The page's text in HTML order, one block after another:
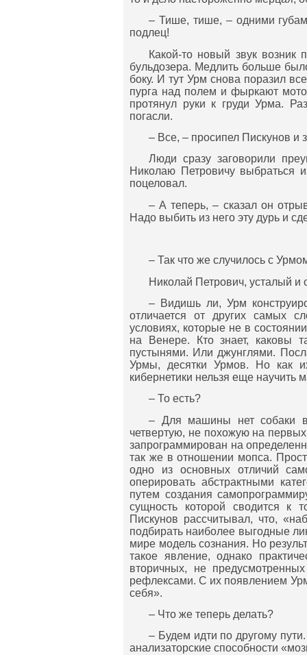
– Тише, тише, – одними
подлец!
Какой-то новый звук возник
бульдозера. Медлить больше
боку. И тут Урм снова поразил
пурга над полем и фыркают
протянул руки к груди Урма.
погасли.
– Все, – просипел Пискунов и
Люди сразу заговорили
Николаю Петровичу выбраться
поцеловал.
– А теперь, – сказал он
Надо выбить из него эту дурь и
– Так что же случилось с
Николай Петрович, усталый и
– Видишь ли, Урм
отличается от других самых
условиях, которые не в
на Венере. Кто знает, каковы
пустынями. Или джунглями.
Урмы, десятки Урмов. Но как
кибернетики нельзя еще научить
– То есть?
– Для машины нет собаки
четвертую, не похожую на
запрограммирован на
так же в отношении мопса.
одно из основных отличий
оперировать абстрактными
путем создания
сущность которой сводится к
Пискунов рассчитывал, что,
подбирать наиболее выгодные
мире модель сознания. Но
такое явление, однако
вторичных, не
рефлексами. С их появлением
себя».
– Что же теперь делать?
– Будем идти по другому
анализаторские способности